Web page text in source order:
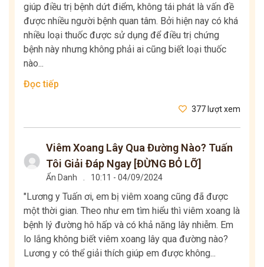
giúp điều trị bệnh dứt điểm, không tái phát là vấn đề
được nhiều người bệnh quan tâm. Bởi hiện nay có khá
nhiều loại thuốc được sử dụng để điều trị chứng
bệnh này nhưng không phải ai cũng biết loại thuốc
nào...
Đọc tiếp
377 lượt xem
Viêm Xoang Lây Qua Đường Nào? Tuấn
Tôi Giải Đáp Ngay [ĐỪNG BỎ LỠ]
Ẩn Danh 10:11 - 04/09/2024
"Lương y Tuấn ơi, em bị viêm xoang cũng đã được
một thời gian. Theo như em tìm hiểu thì viêm xoang là
bệnh lý đường hô hấp và có khả năng lây nhiễm. Em
lo lắng không biết viêm xoang lây qua đường nào?
Lương y có thể giải thích giúp em được không...